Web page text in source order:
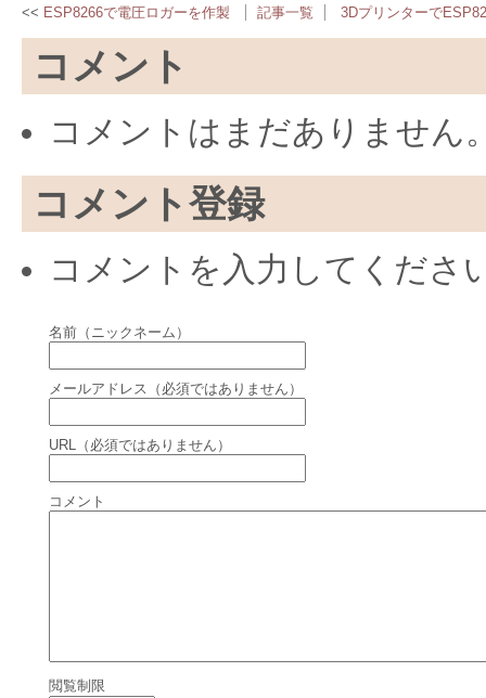
ESP8266で電圧ロガーを作製 記事一覧 3Dプリンターで
コメント
コメントはまだありません
コメント登録
コメントを入力してくださ
名前（ニックネーム）
メールアドレス（必須ではありません）
URL（必須ではありません）
コメント
閲覧制限